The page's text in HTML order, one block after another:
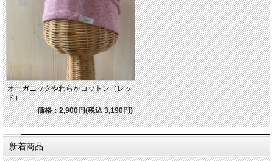
オーガニックやわらかコットン（レッ
ド）
価格：2,900円(税込 3,190円)
新着商品